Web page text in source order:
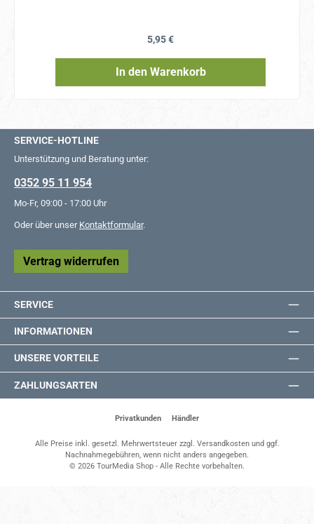
Regulärer Preis:
5,95 €
In den Warenkorb
SERVICE-HOTLINE
Unterstützung und Beratung unter:
0352 95 11 954
Mo-Fr, 09:00 - 17:00 Uhr
Oder über unser Kontaktformular.
Vertrag widerrufen
SERVICE
INFORMATIONEN
UNSERE VORTEILE
ZAHLUNGSARTEN
Privatkunden Händler
Alle Preise inkl. gesetzl. Mehrwertsteuer zzgl. Versandkostenund ggf.
Nachnahmegebühren, wenn nicht anders angegeben.
© 2026 TourMedia Shop - Alle Rechte vorbehalten.